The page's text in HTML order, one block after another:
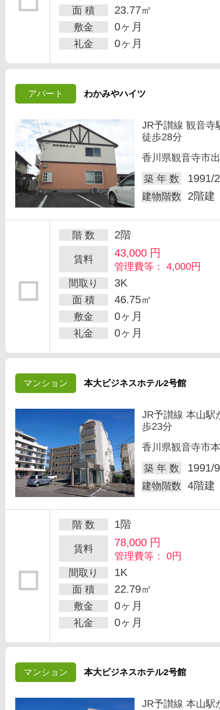
面 積 23.77㎡
敷金 0ヶ月
礼金 0ヶ月
アパート わかみやハイツ
JR予讃線 観音寺
徒歩28分
香川県観音寺市
築 年 数
1991/
建物階数 2階建
階 数 2階
賃料 43,000 円
管理費等： 4,000円
間取り
3K
面 積 46.75㎡
敷金 0ヶ月
礼金 0ヶ月
マンション 本大ビジネスホテル2号館
JR予讃線 本山駅
歩23分
香川県観音寺市
築 年 数
1991/
建物階数 4階建
階 数 1階
賃料 78,000 円
管理費等： 0円
間取り
1K
面 積 22.79㎡
敷金 0ヶ月
礼金 0ヶ月
マンション 本大ビジネスホテル2号館
JR予讃線 本山駅